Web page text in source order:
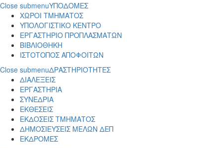
Close submenuΥΠΟΔΟΜΕΣ
ΧΩΡΟΙ ΤΜΗΜΑΤΟΣ
ΥΠΟΛΟΓΙΣΤΙΚΟ ΚΕΝΤΡΟ
ΕΡΓΑΣΤΗΡΙΟ ΠΡΟΠΛΑΣΜΑΤΩΝ
ΒΙΒΛΙΟΘΗΚΗ
ΙΣΤΟΤΟΠΟΣ ΑΠΟΦΟΙΤΩΝ
Close submenuΔΡΑΣΤΗΡΙΟΤΗΤΕΣ
ΔΙΑΛΕΞΕΙΣ
ΕΡΓΑΣΤΗΡΙΑ
ΣΥΝΕΔΡΙΑ
ΕΚΘΕΣΕΙΣ
ΕΚΔΟΣΕΙΣ ΤΜΗΜΑΤΟΣ
ΔΗΜΟΣΙΕΥΣΕΙΣ ΜΕΛΩΝ ΔΕΠ
ΕΚΔΡΟΜΕΣ